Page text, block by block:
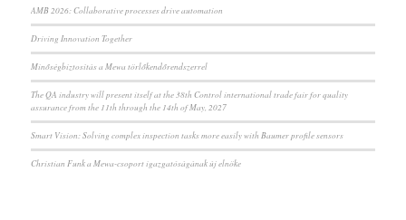
AMB 2026: Collaborative processes drive automation
Driving Innovation Together
Minőségbiztosítás a Mewa törlőkendőrendszerrel
The QA industry will present itself at the 38th Control international trade fair for quality
assurance from the 11th through the 14th of May, 2027
Smart Vision: Solving complex inspection tasks more easily with Baumer profile sensors
Christian Funk a Mewa-csoport igazgatóságának új elnöke